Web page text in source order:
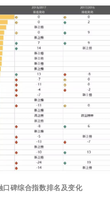
口碑综合指数排名及变化